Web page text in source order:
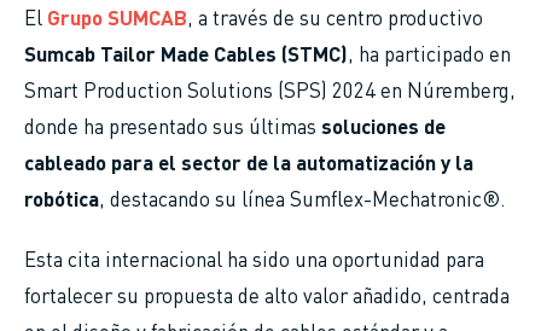
El Grupo SUMCAB, a través de su centro productivo
Sumcab Tailor Made Cables (STMC), ha participado en
Smart Production Solutions (SPS) 2024 en Núremberg,
donde ha presentado sus últimas soluciones de
cableado para el sector de la automatización y la
robótica, destacando su línea Sumflex-Mechatronic®.
Esta cita internacional ha sido una oportunidad para
fortalecer su propuesta de alto valor añadido, centrada